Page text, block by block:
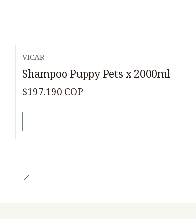
VICAR
Shampoo Puppy Pets x 2000ml
$197.190 COP